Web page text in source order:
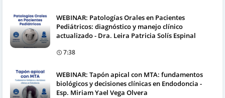
WEBINAR: Patologías Orales en Pacientes
Pediátricos: diagnóstico y manejo clínico
actualizado - Dra. Leira Patricia Solís Espinal
7:38
WEBINAR: Tapón apical con MTA: fundamentos
biológicos y decisiones clínicas en Endodoncia -
Esp. Miriam Yael Vega Olvera